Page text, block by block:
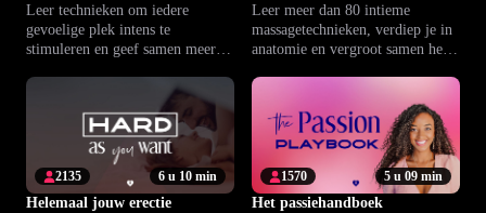
Leer technieken om iedere
gevoelige plek intens te
stimuleren en geef samen meer
liefdesleven.
Leer meer dan 80 intieme
massagetechnieken, verdiep je in
anatomie en vergroot samen het
6 u 10 min
2135
Helemaal jouw erectie
5 u 09 min
1570
Het passiehandboek